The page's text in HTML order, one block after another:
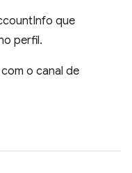
que
perfil.
o canal de